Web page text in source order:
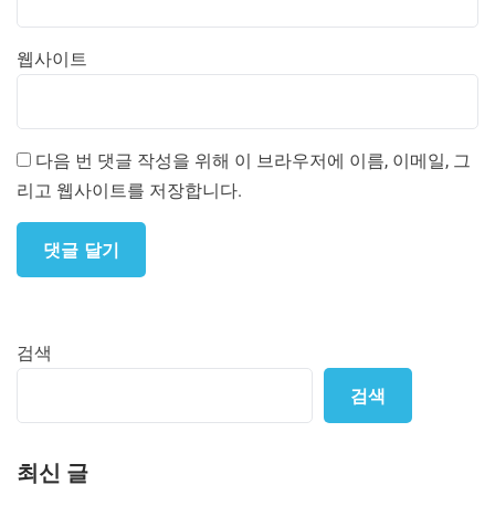
웹사이트
다음 번 댓글 작성을 위해 이 브라우저에 이름, 이메일, 그
리고 웹사이트를 저장합니다.
검색
검색
최신 글